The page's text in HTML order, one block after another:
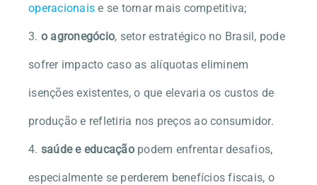
operacionais e se tornar mais competitiva;
o agronegócio, setor estratégico no Brasil, pode
sofrer impacto caso as alíquotas eliminem
isenções existentes, o que elevaria os custos de
produção e refletiria nos preços ao consumidor.
saúde e educaçãopodem enfrentar desafios,
especialmente se perderem benefícios fiscais, o